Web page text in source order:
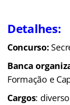
Detalhes:
Concurso:
Banca
Formação e
Cargos: